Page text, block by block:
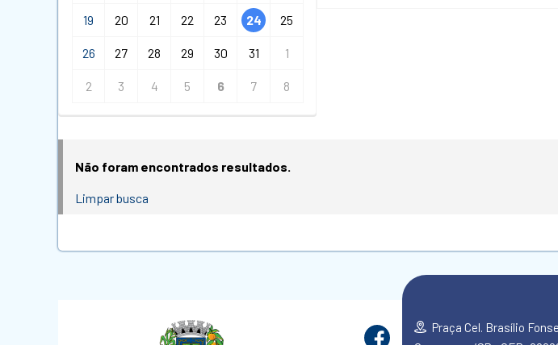
19 20 21 22 23 24 25
26 27 28 29 30 31 1
2 3 4 5 6 7 8
Não foram encontrados resultados.
Limpar busca
Praça Cel. Brasílio